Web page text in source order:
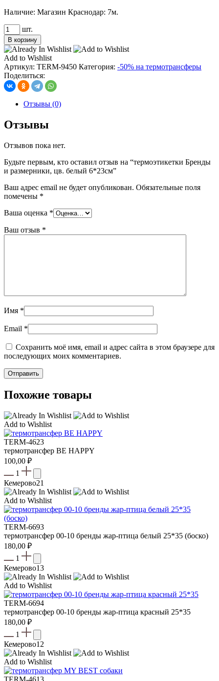
Наличие: Магазин Краснодар: 7м.
Количество
товара
термоэтикетки
Бренды
и
размерники,
цв.
белый
шт.
В корзину
Add to Wishlist
Артикул: TERM-9450 Категория: -50% на термотрансферы
Поделиться:
Отзывы (0)
Отзывы
Отзывов пока нет.
Будьте первым, кто оставил отзыв на “термоэтикетки Бренды
и размерники, цв. белый 6*23см”
Ваш адрес email не будет опубликован. Обязательные поля
помечены *
Ваша оценка *
Ваш отзыв *
Имя *
Email *
Сохранить моё имя, email и адрес сайта в этом браузере для
последующих моих комментариев.
Похожие товары
Add to Wishlist
TERM-4623
термотрансфер BE HAPPY
100,00 ₽
1
Кемерово21
Add to Wishlist
TERM-6693
термотрансфер 00-10 бренды жар-птица белый 25*35 (боско)
180,00 ₽
1
Кемерово13
Add to Wishlist
TERM-6694
термотрансфер 00-10 бренды жар-птица красный 25*35
180,00 ₽
1
Кемерово12
Add to Wishlist
TERM-4613